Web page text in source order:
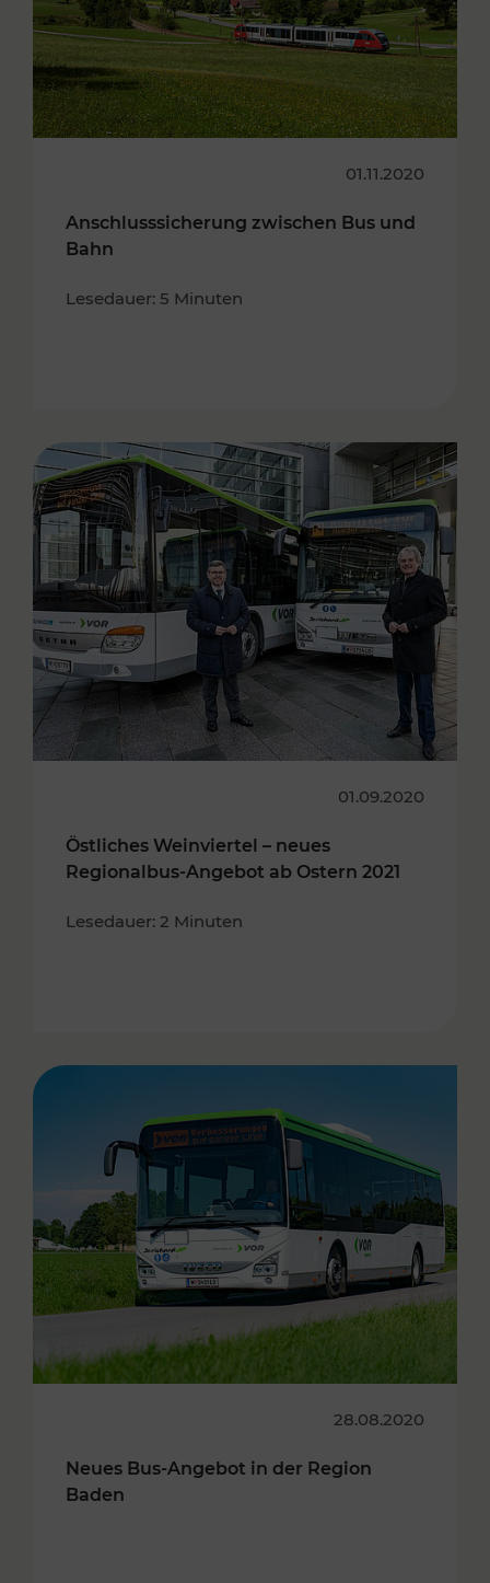
01.11.2020
Anschlusssicherung zwischen Bus und
Bahn
Lesedauer: 5 Minuten
01.09.2020
Östliches Weinviertel – neues
Regionalbus-Angebot ab Ostern 2021
Lesedauer: 2 Minuten
28.08.2020
Neues Bus-Angebot in der Region
Baden